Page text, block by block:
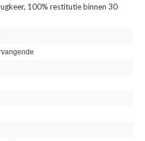
100% restitutie binnen 30